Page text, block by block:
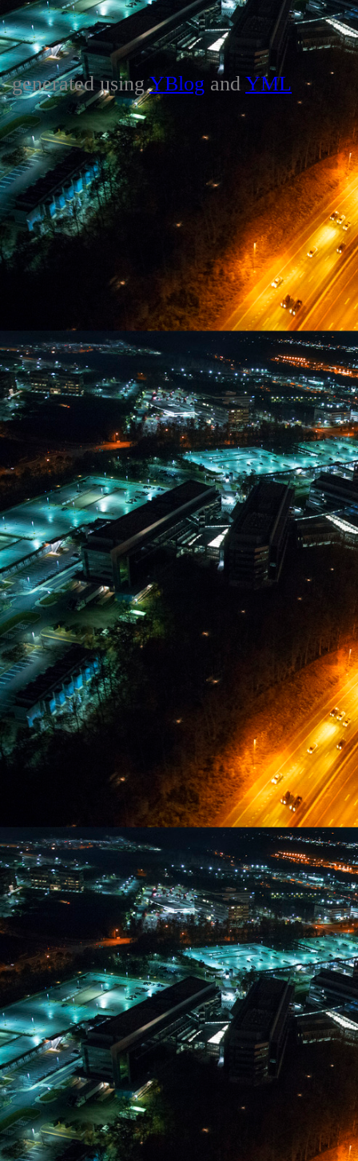
generated usingYBlog and YML